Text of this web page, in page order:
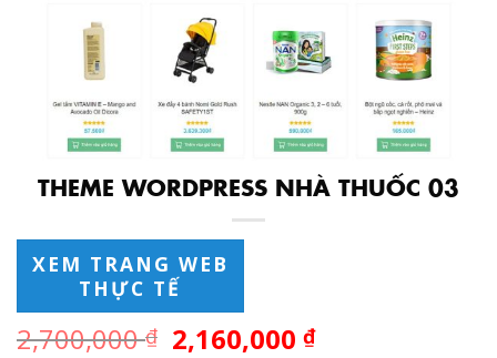
THEME WORDPRESS NHÀ THUỐC 03
XEM TRANG WEB
THỰC TẾ
2,700,000₫ 2,160,000₫